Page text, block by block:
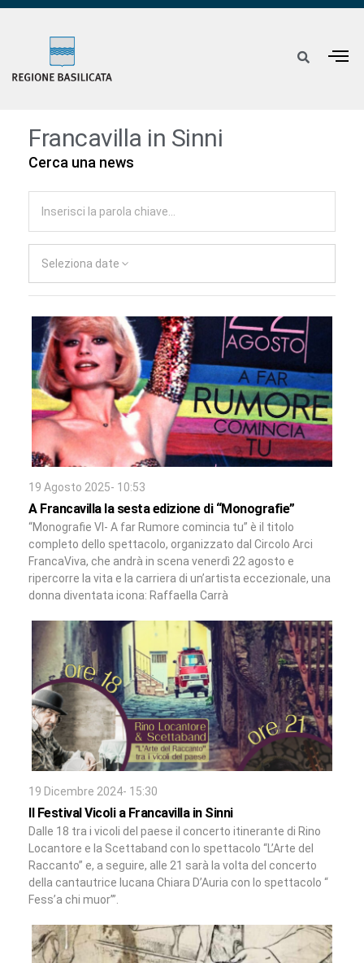
Francavilla in Sinni
Cerca una news
Seleziona date
19 Agosto 2025- 10:53
A Francavilla la sesta edizione di “Monografie”
“Monografie VI- A far Rumore comincia tu” è il titolo
completo dello spettacolo, organizzato dal Circolo Arci
FrancaViva, che andrà in scena venerdì 22 agosto e
ripercorre la vita e la carriera di un’artista eccezionale, una
donna diventata icona: Raffaella Carrà
19 Dicembre 2024- 15:30
Il Festival Vicoli a Francavilla in Sinni
Dalle 18 tra i vicoli del paese il concerto itinerante di Rino
Locantore e la Scettaband con lo spettacolo “L’Arte del
Raccanto” e, a seguire, alle 21 sarà la volta del concerto
della cantautrice lucana Chiara D’Auria con lo spettacolo “
Fess’a chi muor’”.